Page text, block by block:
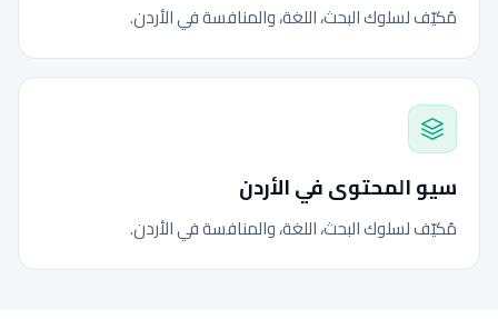
مُكيّف لسلوك البحث، اللغة، والمنافسة في الأردن.
سيو المحتوى في الأردن
مُكيّف لسلوك البحث، اللغة، والمنافسة في الأردن.